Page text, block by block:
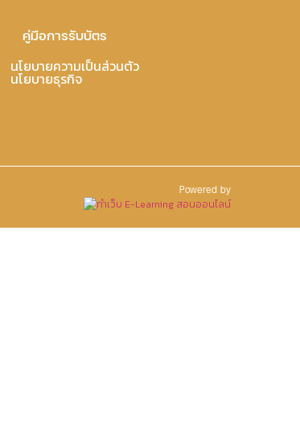
คู่มือการรับบัตร
นโยบายความเป็นส่วนตัว
นโยบายธุรกิจ
Powered by